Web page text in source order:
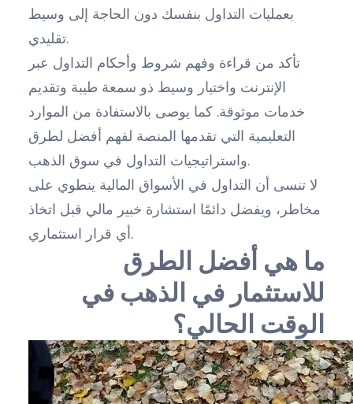
بعمليات التداول بنفسك دون الحاجة إلى وسيط
تقليدي.
تأكد من قراءة وفهم شروط وأحكام التداول عبر
الإنترنت واختيار وسيط ذو سمعة طيبة وتقديم
خدمات موثوقة. كما يوصى بالاستفادة من الموارد
التعليمية التي تقدمها المنصة لفهم أفضل لطرق
واستراتيجيات التداول في سوق الذهب.
لا تنسى أن التداول في الأسواق المالية ينطوي على
مخاطر، ويفضل دائمًا استشارة خبير مالي قبل اتخاذ
أي قرار استثماري.
ما هي أفضل الطرق
للاستثمار في الذهب في
الوقت الحالي؟